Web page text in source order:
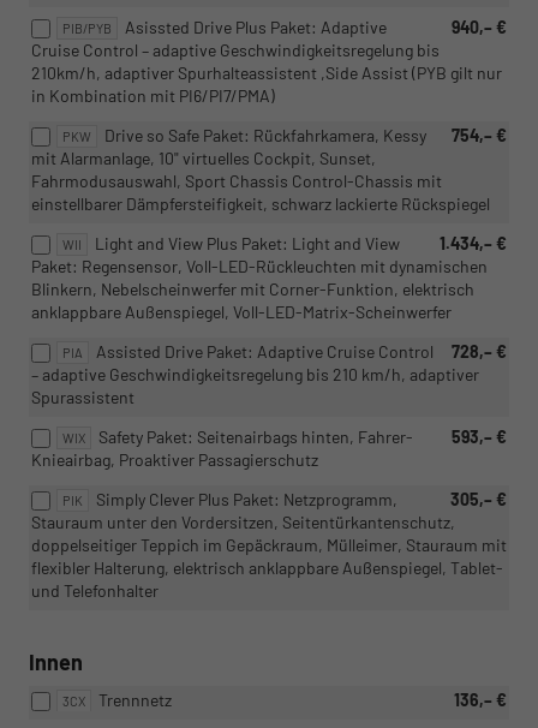
PIB/PYB 940,– €
Asissted Drive Plus Paket: Adaptive
Cruise Control – adaptive Geschwindigkeitsregelung bis
210km/h, adaptiver Spurhalteassistent ,Side Assist (PYB gilt nur
in Kombination mit PI6/PI7/PMA)
PKW 754,– €
Drive so Safe Paket: Rückfahrkamera, Kessy
mit Alarmanlage, 10" virtuelles Cockpit, Sunset,
Fahrmodusauswahl, Sport Chassis Control-Chassis mit
einstellbarer Dämpfersteifigkeit, schwarz lackierte Rückspiegel
WII 1.434,– €
Light and View Plus Paket: Light and View
Paket: Regensensor, Voll-LED-Rückleuchten mit dynamischen
Blinkern, Nebelscheinwerfer mit Corner-Funktion, elektrisch
anklappbare Außenspiegel, Voll-LED-Matrix-Scheinwerfer
PIA 728,– €
Assisted Drive Paket: Adaptive Cruise Control
– adaptive Geschwindigkeitsregelung bis 210 km/h, adaptiver
Spurassistent
WIX 593,– €
Safety Paket: Seitenairbags hinten, Fahrer-
Knieairbag, Proaktiver Passagierschutz
PIK 305,– €
Simply Clever Plus Paket: Netzprogramm,
Stauraum unter den Vordersitzen, Seitentürkantenschutz,
doppelseitiger Teppich im Gepäckraum, Mülleimer, Stauraum mit
flexibler Halterung, elektrisch anklappbare Außenspiegel, Tablet-
und Telefonhalter
Innen
3CX 136,– €
Trennnetz